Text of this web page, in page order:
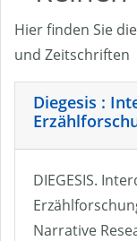
Hier finden Sie
und Zeitschriften
Diegesis :
DIEGESIS.
Narrative